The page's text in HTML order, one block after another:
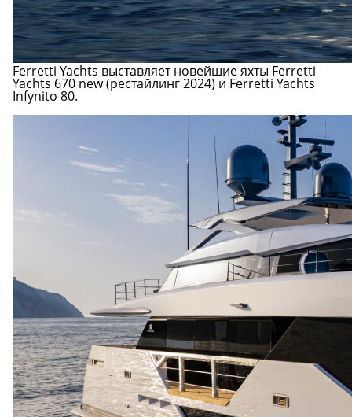
Ferretti Yachts выставляет новейшие яхты Ferretti
Yachts 670 new (рестайлинг 2024) и Ferretti Yachts
Infynito 80.